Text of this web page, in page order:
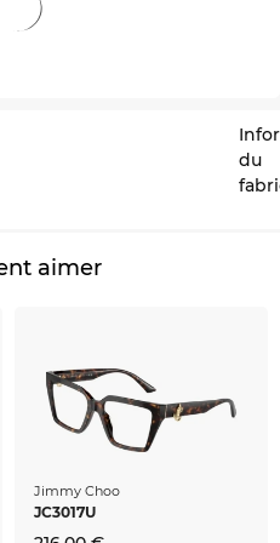
du
aimer
Jimmy Choo
JC3017U